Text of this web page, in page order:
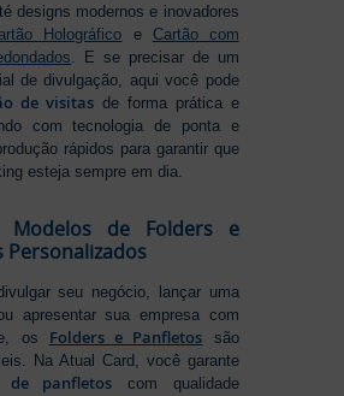
designs modernos e inovadores
Holográfico e Cartão com
. E se precisar de um
de divulgação, aqui você pode
de visitas de forma prática e
com tecnologia de ponta e
rápidos para garantir que
esteja sempre em dia.
Modelos de Folders e
Personalizados
seu negócio, lançar uma
apresentar sua empresa com
os Folders e Panfletos são
Na Atual Card, você garante
de panfletos com qualidade